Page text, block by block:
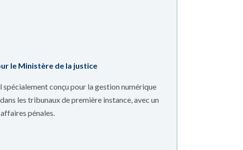
le Ministère de la justice
spécialement conçu pour la gestion numérique
les tribunaux de première instance, avec un
pénales.